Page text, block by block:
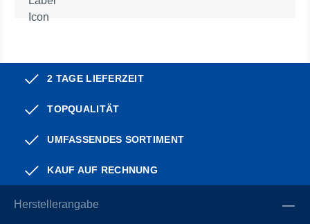
2 TAGE LIEFERZEIT
TOPQUALITÄT
UMFASSENDES SORTIMENT
KAUF AUF RECHNUNG
Herstellerangabe